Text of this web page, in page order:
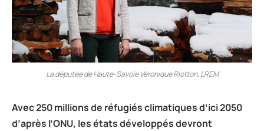
La députée de Haute-Savoie Véronique Riotton, LREM
Avec 250 millions de réfugiés climatiques d’ici 2050
d’après l’ONU, lesétats développés devront